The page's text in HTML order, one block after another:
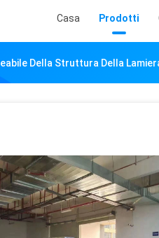
Casa Prodotti
Della Struttura Della